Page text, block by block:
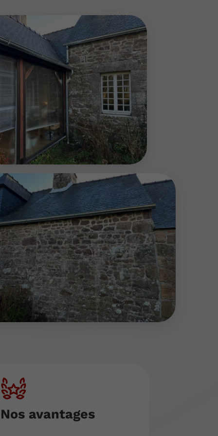
Nos avantages